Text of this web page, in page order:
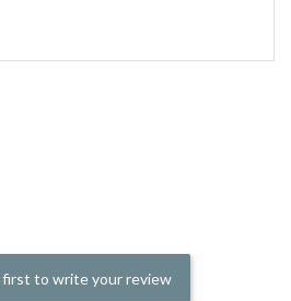
to write your review